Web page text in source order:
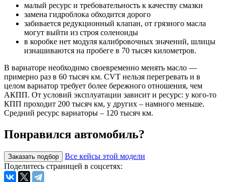
малый ресурс и требовательность к качеству смазки
замена гидроблока обходится дорого
забивается редукционный клапан, от грязного масла
могут выйти из строя соленоиды
в коробке нет модуля калибровочных значений, шлицы
изнашиваются на пробеге в 70 тысяч километров.
В вариаторе необходимо своевременно менять масло —
примерно раз в 60 тысяч км. CVT нельзя перегревать и в
целом вариатор требует более бережного отношения, чем
АКПП. От условий эксплуатации зависит и ресурс: у кого-то
КПП проходит 200 тысяч км, у других – намного меньше.
Средний ресурс вариаторы – 120 тысяч км.
Понравился автомобиль?
Заказать подбор
Все кейсы этой модели
Поделитесь страницей в соцсетях: